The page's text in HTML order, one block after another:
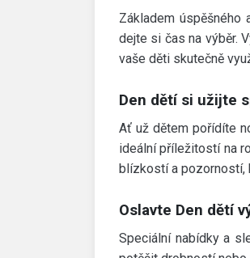
Základem
dejte si čas na výběr.
vaše děti skutečně
Den dětí si užijte
Ať už dětem pořídíte
ideální příležitostí na
blízkostí a pozorností,
Oslavte Den dětí
Speciální nabídky a